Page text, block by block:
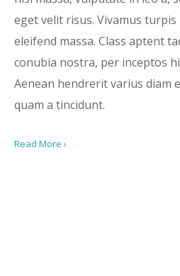
eget velit risus. Vivamus
eleifend massa. Class aptent
conubia nostra, per inceptos
Aenean hendrerit varius diam
quam a tincidunt.
Read More ›